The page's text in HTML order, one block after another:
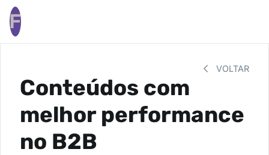
F
VOLTAR
Conteúdos com
melhor performance
no B2B